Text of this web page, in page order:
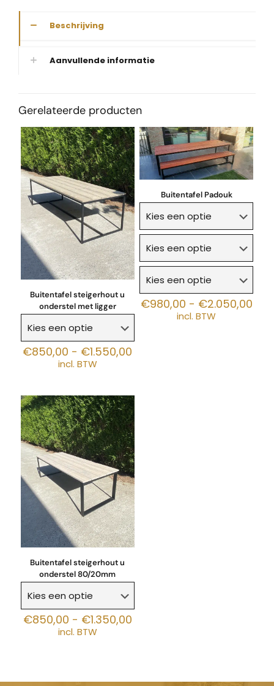
Beschrijving
Aanvullende informatie
Gerelateerde producten
Buitentafel steigerhout u
onderstel met ligger
€850,00 - €1.550,00
incl. BTW
Buitentafel Padouk
€980,00 - €2.050,00
incl. BTW
Buitentafel steigerhout u
onderstel 80/20mm
€850,00 - €1.350,00Prijsklasse:
incl. BTW